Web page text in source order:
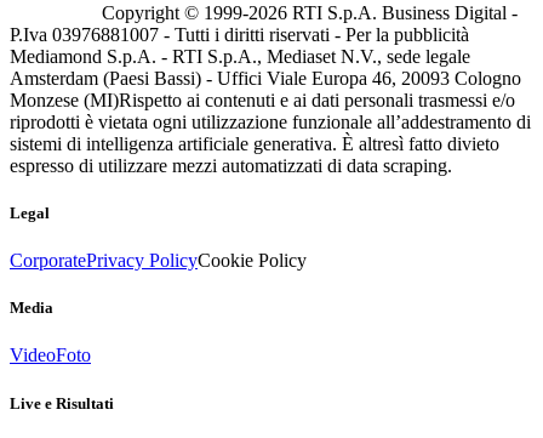
Copyright © 1999-2026 RTI S.p.A. Business Digital -
P.Iva 03976881007 - Tutti i diritti riservati - Per la pubblicità
Mediamond S.p.A. - RTI S.p.A., Mediaset N.V., sede legale
Amsterdam (Paesi Bassi) - Uffici Viale Europa 46, 20093 Cologno
Monzese (MI)Rispetto ai contenuti e ai dati personali trasmessi e/o
riprodotti è vietata ogni utilizzazione funzionale all’addestramento di
sistemi di intelligenza artificiale generativa. È altresì fatto divieto
espresso di utilizzare mezzi automatizzati di data scraping.
Legal
CorporatePrivacy PolicyCookie Policy
Media
VideoFoto
Live e Risultati